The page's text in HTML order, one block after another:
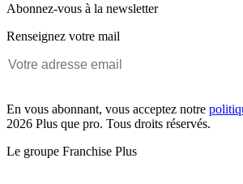
Abonnez-vous à la newsletter
Renseignez votre mail
En vous abonnant, vous acceptez notre
2026 Plus que pro. Tous droits réservés.
Le groupe Franchise Plus